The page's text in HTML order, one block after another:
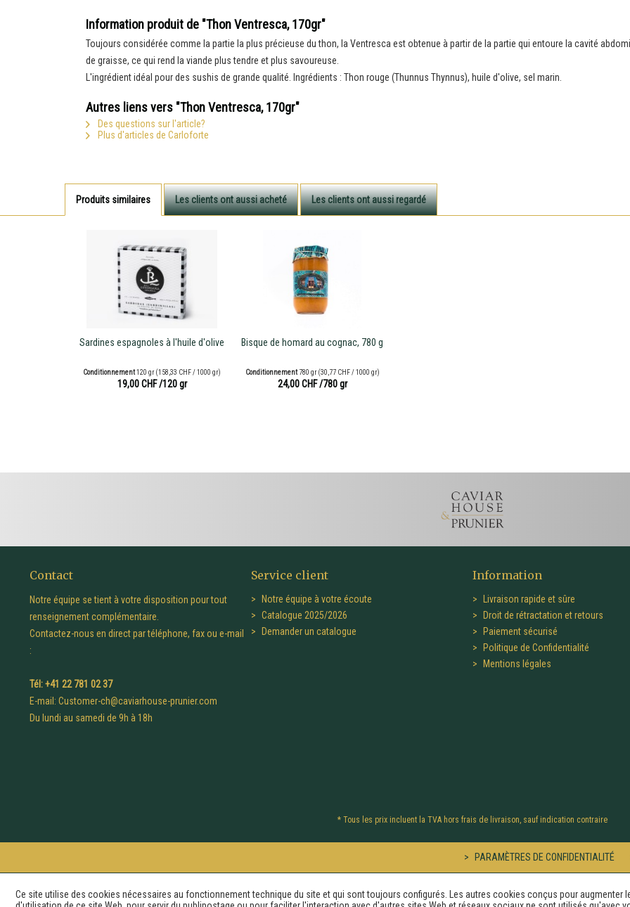
Information produit de "Thon Ventresca, 170gr"
Toujours considérée comme la partie la plus précieuse du thon, la Ventresca est obtenue à partir de la partie qui entoure la cavité
de graisse, ce qui rend la viande plus tendre et plus savoureuse.
L'ingrédient idéal pour des sushis de grande qualité. Ingrédients : Thon rouge (Thunnus Thynnus), huile d'olive, sel marin.
Autres liens vers "Thon Ventresca, 170gr"
Des questions sur l'article?
Plus d'articles de Carloforte
Produits similaires Les clients ont aussi acheté Les clients ont aussi regardé
Sardines espagnoles à l'huile d'olive
Conditionnement120 gr(158,33 CHF / 1000 gr)
19,00 CHF/120 gr
Bisque de homard au cognac, 780 g
Conditionnement780 gr(30,77 CHF / 1000 gr)
24,00 CHF/780 gr
Contact
Notre équipe se tient à votre disposition pour tout
renseignement complémentaire.
Contactez-nous en direct par téléphone, fax ou e-mail
:
Tél: +41 22 781 02 37
E-mail: Customer-ch@caviarhouse-prunier.com
Du lundi au samedi de 9h à 18h
Service client
Notre équipe à votre écoute
Catalogue 2025/2026
Demander un catalogue
Information
Livraison rapide et sûre
Droit de rétractation et retours
Paiement sécurisé
Politique de Confidentialité
Mentions légales
* Tous les prix incluent la TVA hors frais de livraison , sauf indication contraire
PARAMÈTRES DE CONFIDENTIALITÉ
Ce site utilise des cookies nécessaires au fonctionnement technique du site et qui sont toujours configurés. Les autres cookies conçus pour augmenter